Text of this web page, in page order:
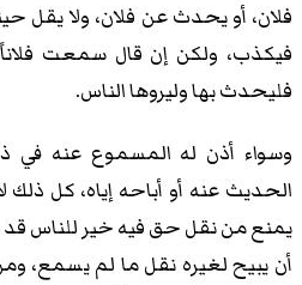
فلان، أو يحدث عن فلان، ولا يقل
فيكذب، ولكن إن قال سمعت
فليحدث بها وليروها الناس.
وسواء أذن له المسموع عنه في
الحديث عنه أو أباحه إياه، كل
يمنع من نقل حق فيه خير للناس قد
أن يبيح لغيره نقل ما لم يسمع،